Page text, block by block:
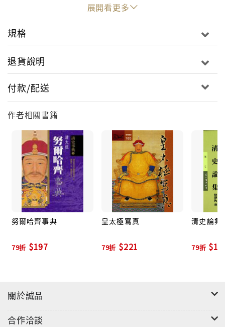
江蘇江都人，1932年生。
1956年畢業於台灣大學歷史系。
學訪問學人計劃研究，返台後曾任台大歷史系主任，歷
1980年應聘為美國麻州大學客座教授。
1995年退休，移居加拿大，現任台灣大學名譽教授，中
國南開大學歷史系客座教授。
專攻清代史、滿族研究、方志學、族譜學，著有《滿洲
叢考》、《清史雜筆》（一至八輯）、《清代台灣方志
研究》、《東亞古方志探論》、《康熙寫真》、《不剃
頭與兩國論》、《Manchu Archival Materials》、
《The Manchu Palace Memorials》及中英論文百餘
篇。
推薦人的話：以古鑑今，痛下針砭莊吉發
推薦人的話：以古為鏡 可知興替劉耿生
推薦人的話：一本愛台灣的書丁果
展開看更多
規格
退貨說明
付款/配送
作者相關書籍
努爾哈齊事典
79折 $197
皇太極寫真
79折 $221
清史論集
79折
關於誠品
合作洽談